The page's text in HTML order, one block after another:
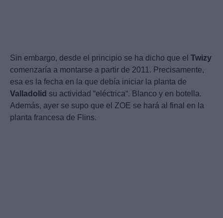
Sin embargo, desde el principio se ha dicho que el Twizy
comenzaría a montarse a partir de 2011. Precisamente,
esa es la fecha en la que debía iniciar la planta de
Valladolid su actividad “eléctrica“. Blanco y en botella.
Además, ayer se supo que el ZOE se hará al final en la
planta francesa de Flins.